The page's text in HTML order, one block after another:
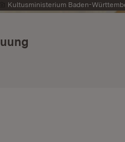
Kultusministerium Baden-